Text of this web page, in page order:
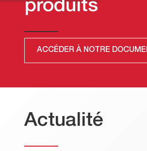
produits
Actualité